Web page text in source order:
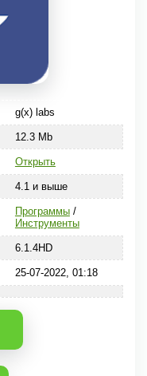
g(x) labs
12.3 Mb
Открыть
4.1 и выше
Программы/
Инструменты
6.1.4HD
25-07-2022, 01:18